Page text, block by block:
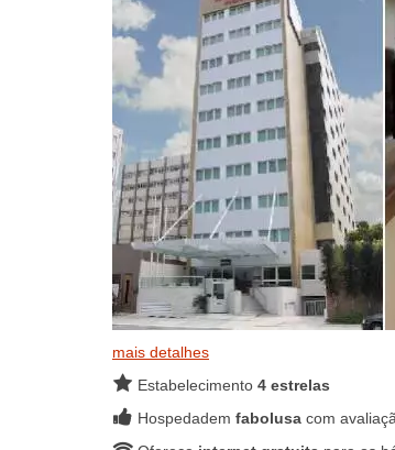
mais detalhes
Estabelecimento 4 estrelas
Hospedadem fabolusa com